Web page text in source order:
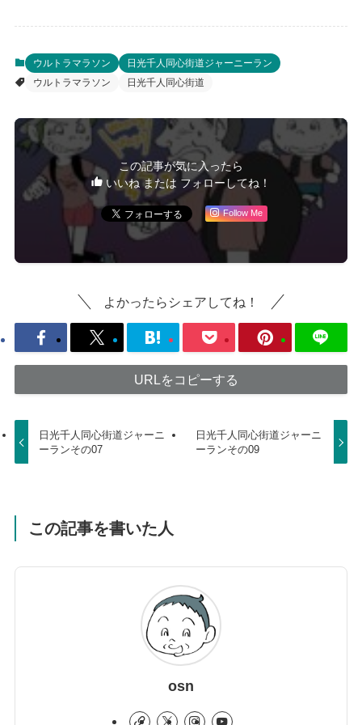
ウルトラマラソン
日光千人同心街道ジャーニーラン
ウルトラマラソン
日光千人同心街道
この記事が気に入ったら
いいね または フォローしてね！
Follow Me
よかったらシェアしてね！
URLをコピーする
日光千人同心街道ジャーニ
ーランその07
日光千人同心街道ジャーニ
ーランその09
この記事を書いた人
osn